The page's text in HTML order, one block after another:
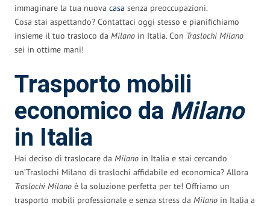
immaginare la tua nuova casa senza preoccupazioni.
Cosa stai aspettando? Contattaci oggi stesso e pianifichiamo
insieme il tuo trasloco da Milano in Italia. Con Traslochi Milano
sei in ottime mani!
Trasporto mobili
economico da Milano
in Italia
Hai deciso di traslocare da Milano in Italia e stai cercando
un’Traslochi Milano di traslochi affidabile ed economica? Allora
Traslochi Milano è la soluzione perfetta per te! Offriamo un
trasporto mobili professionale e senza stress da Milano in Italia a